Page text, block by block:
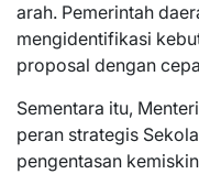
arah. Pemerintah
mengidentifikasi
proposal dengan
Sementara itu,
peran strategis
pengentasan